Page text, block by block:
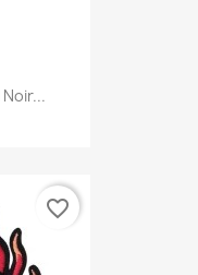
favorite_border